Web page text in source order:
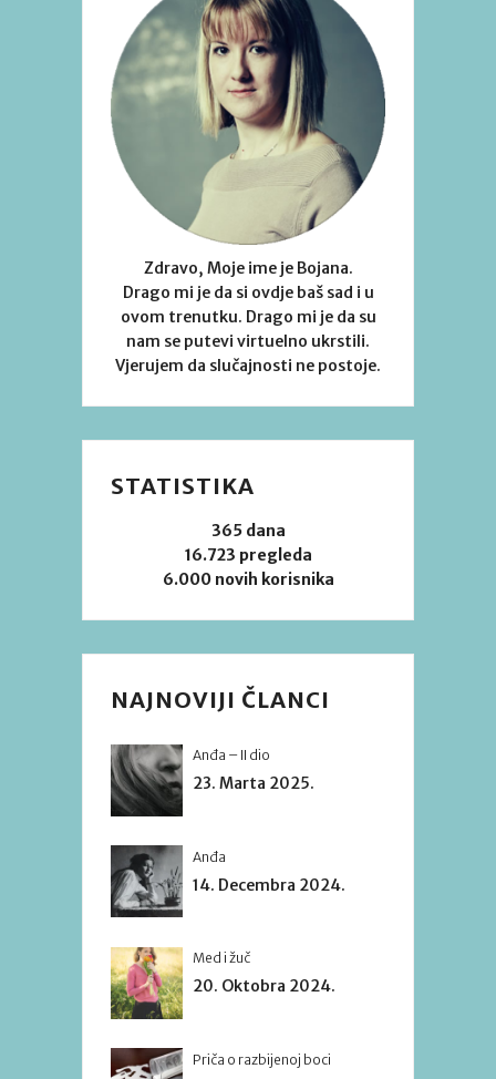
Zdravo, Moje ime je Bojana.
Drago mi je da si ovdje baš sad i u
ovom trenutku. Drago mi je da su
nam se putevi virtuelno ukrstili.
Vjerujem da slučajnosti ne postoje.
STATISTIKA
365 dana
16.723 pregleda
6.000 novih korisnika
NAJNOVIJI ČLANCI
Anđa – II dio
23. Marta 2025.
Anđa
14. Decembra 2024.
Med i žuč
20. Oktobra 2024.
Priča o razbijenoj boci